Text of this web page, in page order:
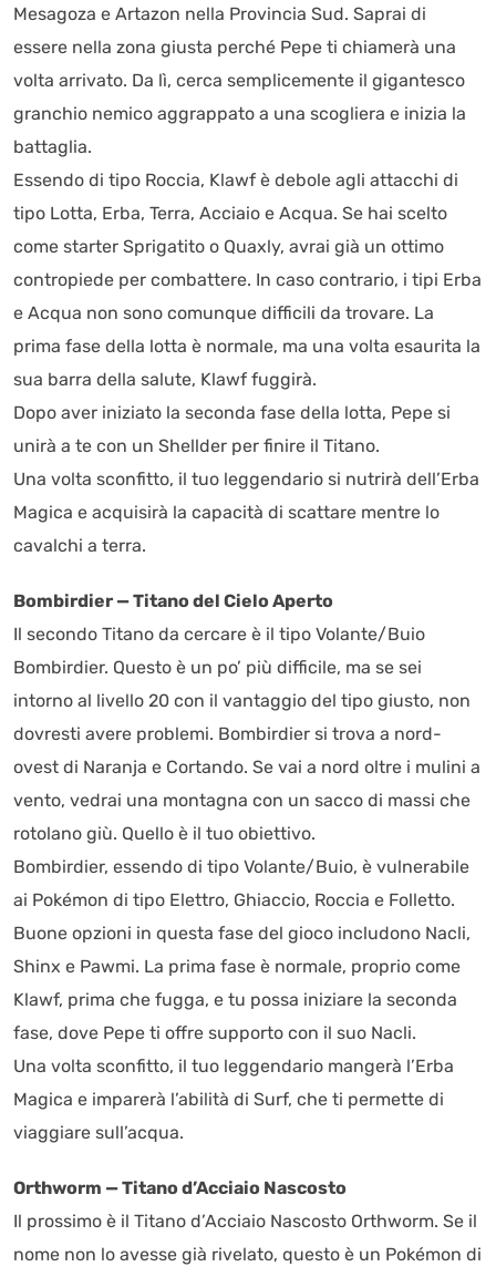
Mesagoza e Artazon nella Provincia Sud. Saprai di
essere nella zona giusta perché Pepe ti chiamerà una
volta arrivato. Da lì, cerca semplicemente il gigantesco
granchio nemico aggrappato a una scogliera e inizia la
battaglia.
Essendo di tipo Roccia, Klawf è debole agli attacchi di
tipo Lotta, Erba, Terra, Acciaio e Acqua. Se hai scelto
come starter Sprigatito o Quaxly, avrai già un ottimo
contropiede per combattere. In caso contrario, i tipi Erba
e Acqua non sono comunque difficili da trovare. La
prima fase della lotta è normale, ma una volta esaurita la
sua barra della salute, Klawf fuggirà.
Dopo aver iniziato la seconda fase della lotta, Pepe si
unirà a te con un Shellder per finire il Titano.
Una volta sconfitto, il tuo leggendario si nutrirà dell’Erba
Magica e acquisirà la capacità di scattare mentre lo
cavalchi a terra.
Bombirdier — Titano del Cielo Aperto
Il secondo Titano da cercare è il tipo Volante/Buio
Bombirdier. Questo è un po’ più difficile, ma se sei
intorno al livello 20 con il vantaggio del tipo giusto, non
dovresti avere problemi. Bombirdier si trova a nord-
ovest di Naranja e Cortando. Se vai a nord oltre i mulini a
vento, vedrai una montagna con un sacco di massi che
rotolano giù. Quello è il tuo obiettivo.
Bombirdier, essendo di tipo Volante/Buio, è vulnerabile
ai Pokémon di tipo Elettro, Ghiaccio, Roccia e Folletto.
Buone opzioni in questa fase del gioco includono Nacli,
Shinx e Pawmi. La prima fase è normale, proprio come
Klawf, prima che fugga, e tu possa iniziare la seconda
fase, dove Pepe ti offre supporto con il suo Nacli.
Una volta sconfitto, il tuo leggendario mangerà l’Erba
Magica e imparerà l’abilità di Surf, che ti permette di
viaggiare sull’acqua.
Orthworm — Titano d’Acciaio Nascosto
Il prossimo è il Titano d’Acciaio Nascosto Orthworm. Se il
nome non lo avesse già rivelato, questo è un Pokémon di